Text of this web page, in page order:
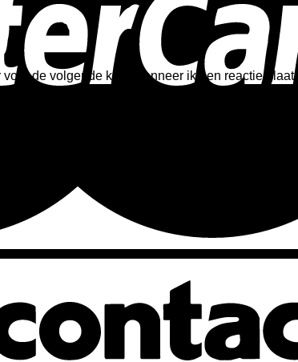
de volgende keer wanneer ik een reactie plaats.